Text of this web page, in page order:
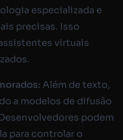
especializada e
precisas. Isso
virtuais
Além de texto,
a modelos de difusão
podem
para controlar o